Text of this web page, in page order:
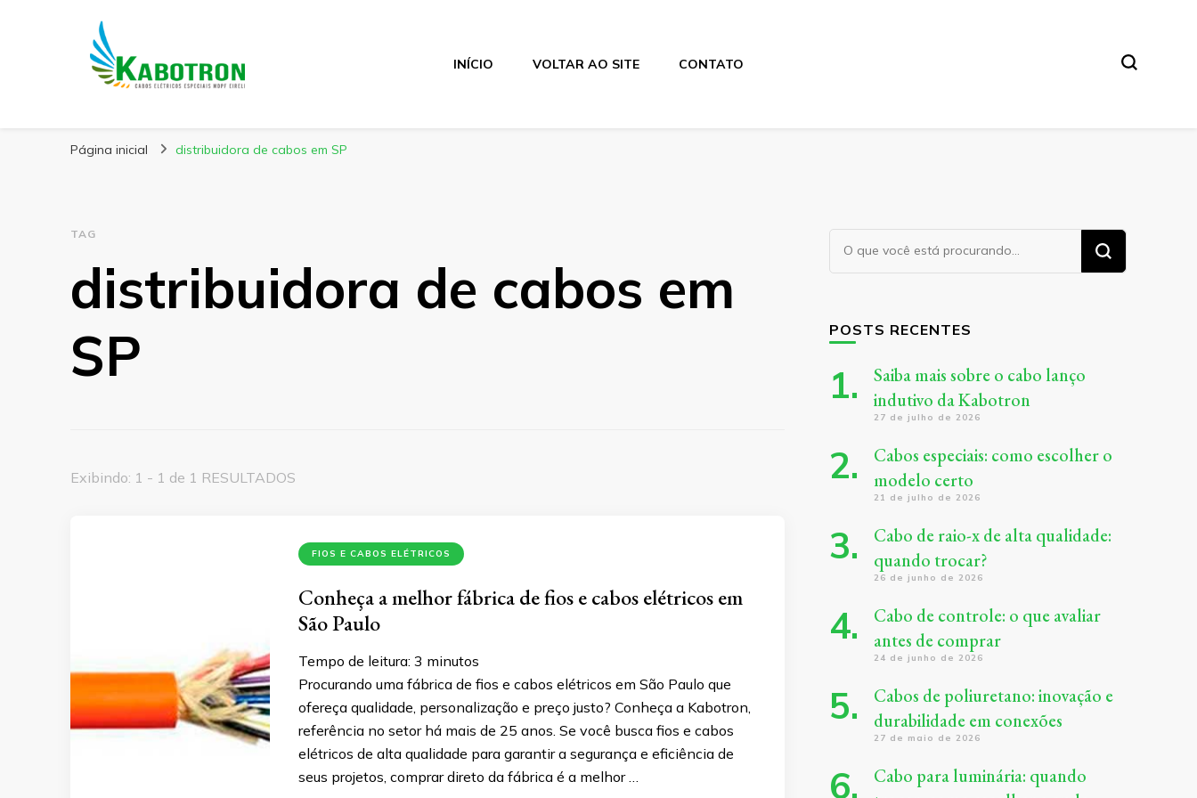
Kabotron
INÍCIO VOLTAR AO SITE CONTATO
Página inicial distribuidora de cabos em SP
TAG
distribuidora de cabos em
SP
Exibindo: 1 - 1 de 1 RESULTADOS
FIOS E CABOS ELÉTRICOS
Conheça a melhor fábrica de fios e cabos elétricos em
São Paulo
Tempo de leitura: 3 minutos
Procurando uma fábrica de fios e cabos elétricos em São Paulo que
ofereça qualidade, personalização e preço justo? Conheça a Kabotron,
referência no setor há mais de 25 anos. Se você busca fios e cabos
elétricos de alta qualidade para garantir a segurança e eficiência de
seus projetos, comprar direto da fábrica é a melhor …
Procurando
algo?
POSTS RECENTES
Saiba mais sobre o cabo lanço
indutivo da Kabotron
27 de julho de 2026
Cabos especiais: como escolher o
modelo certo
21 de julho de 2026
Cabo de raio-x de alta qualidade:
quando trocar?
26 de junho de 2026
Cabo de controle: o que avaliar
antes de comprar
24 de junho de 2026
Cabos de poliuretano: inovação e
durabilidade em conexões
27 de maio de 2026
Cabo para luminária: quando